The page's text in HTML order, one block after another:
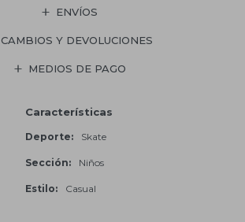
ENVÍOS
CAMBIOS Y DEVOLUCIONES
MEDIOS DE PAGO
Características
Deporte Skate
Sección Niños
Estilo Casual